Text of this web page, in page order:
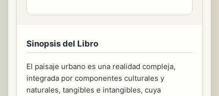
Sinopsis del Libro
El paisaje urbano es una realidad compleja,
integrada por componentes culturales y
naturales, tangibles e intangibles, cuya